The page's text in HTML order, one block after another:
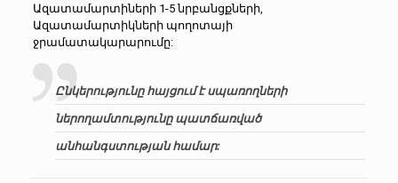
Ազատամարտիների 1-5 նրբանցքների,
Ազատամարտիկների պողոտայի
ջրամատակարարումը:
Ընկերությունը հայցում է սպառողների
ներողամտությունը պատճառված
անհանգստության համար: